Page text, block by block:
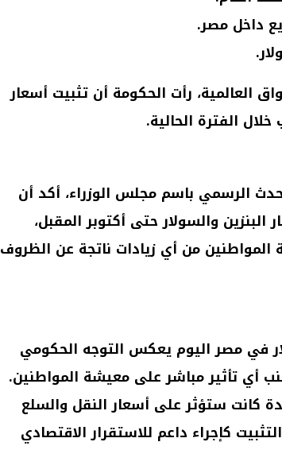
داخل مصر.
العالمية، رأت الحكومة أن تثبيت أسعار
الفترة الحالية.
الرسمي باسم مجلس الوزراء، أكد أن
والسولار حتى أكتوبر المقبل،
من أي زيادات ناتجة عن الظروف
في مصر اليوم يعكس التوجه الحكومي
أي تأثير مباشر على معيشة المواطنين.
كانت ستؤثر على أسعارالنقل والسلع
كإجراء داعم للاستقرار الاقتصادي